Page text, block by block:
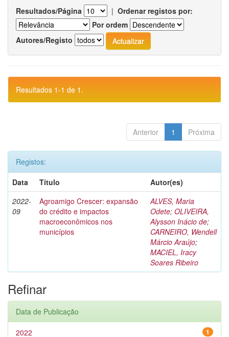
Resultados/Página | Ordenar registos por:
Por ordem
Autores/Registo
Resultados 1-1 de 1.
Anterior 1 Próxima
Registos:
Data
Título
Autor(es)
2022-
09
Agroamigo Crescer: expansão
do crédito e impactos
macroeconômicos nos
municípios
ALVES, Maria
Odete; OLIVEIRA,
Alysson Inácio de;
CARNEIRO, Wendell
Márcio Araújo;
MACIEL, Iracy
Soares Ribeiro
Refinar
Data de Publicação
1
2022